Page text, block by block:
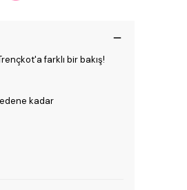
farklı bir bakış!
kadar